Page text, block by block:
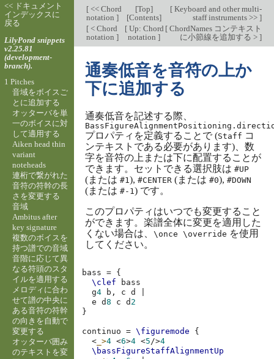
[<< Chord
notation ]
[Top]
[Contents]
[Keyboard and other multi-
staff instruments >> ]
[< Chord
notation ]
[Up: Chord
notation]
[ChordNames コンテキスト
に小節線を追加する > ]
通奏低音を音符の上か
下に追加する
通奏低音を記述する際、
プロパティを定義することで (Staff コ
ンテキストである必要があります)、数
字を音符の上または下に配置することが
できます。セットできる選択肢は #UP
(または #1 ), #CENTER(または #0), #DOWN
(または #-1 ) です。
このプロパティはいつでも変更すること
ができます。楽譜全体に変更を適用した
くない場合は、 \once \override を使用
してください。
bass = {
\clef
bass
g4 b, c d
e
d8 c d 2
}
continuo = \figuremode
{
< _>4 <6>4 <5/>4
\bassFigureStaffAlignmentUp
<< ドキュメント
インデックスに
戻る
LilyPond snippets
v2.25.81
(development-
branch).
1 Pitches
音域をボイスご
とに追加する
オッターバを単
一のボイスに対
して適用する
Aiken head thin
variant
noteheads
連桁で繋がれた
音符の符幹の長
さを変更する
音域
Ambitus after
key signature
複数のボイスを
持つ譜での音域
音階に応じて異
なる符頭のスタ
イルを適用する
メロディに合わ
せて譜の中央に
ある音符の符幹
の向きを自動で
変更する
オッターバ囲み
のテキストを変